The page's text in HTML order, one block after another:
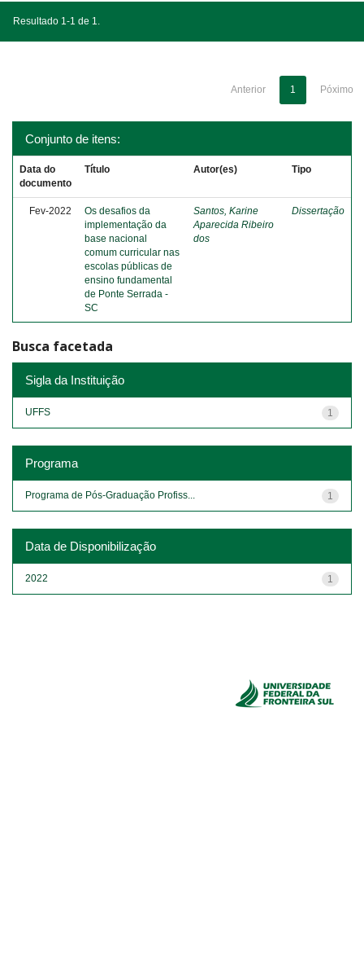
Resultado 1-1 de 1.
Anterior 1 Póximo
Conjunto de itens:
Data do
documento
Título Autor(es) Tipo
Fev-2022
Os desafios da
implementação da
base nacional
comum curricular nas
escolas públicas de
ensino fundamental
de Ponte Serrada -
SC
Santos, Karine
Aparecida Ribeiro
dos
Dissertação
Busca facetada
Sigla da Instituição
1
UFFS
Programa
1
Programa de Pós-Graduação Profiss...
Data de Disponibilização
1
2022